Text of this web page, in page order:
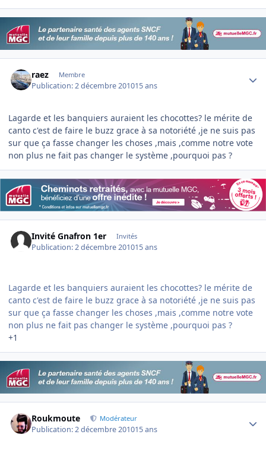
raez Membre
Publication:2 décembre 201015 ans
Lagarde et les banquiers auraient les chocottes? le mérite de
canto c'est de faire le buzz grace à sa notoriété ,je ne suis pas
sur que ça fasse changer les choses ,mais ,comme notre vote
non plus ne fait pas changer le système ,pourquoi pas ?
Invité Gnafron 1er Invités
Publication:2 décembre 201015 ans
Lagarde et les banquiers auraient les chocottes? le mérite de
canto c'est de faire le buzz grace à sa notoriété ,je ne suis pas
sur que ça fasse changer les choses ,mais ,comme notre vote
non plus ne fait pas changer le système ,pourquoi pas ?
+1
Roukmoute Modérateur
Publication:2 décembre 201015 ans